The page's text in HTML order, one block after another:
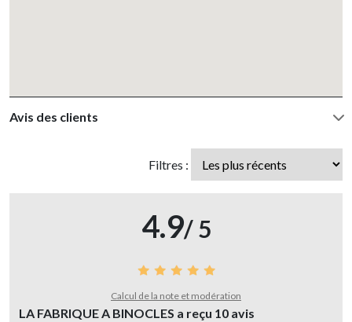
Avis des clients
Filtres :
4.9/ 5
Calcul de la note et modération
LA FABRIQUE A BINOCLES a reçu 10 avis